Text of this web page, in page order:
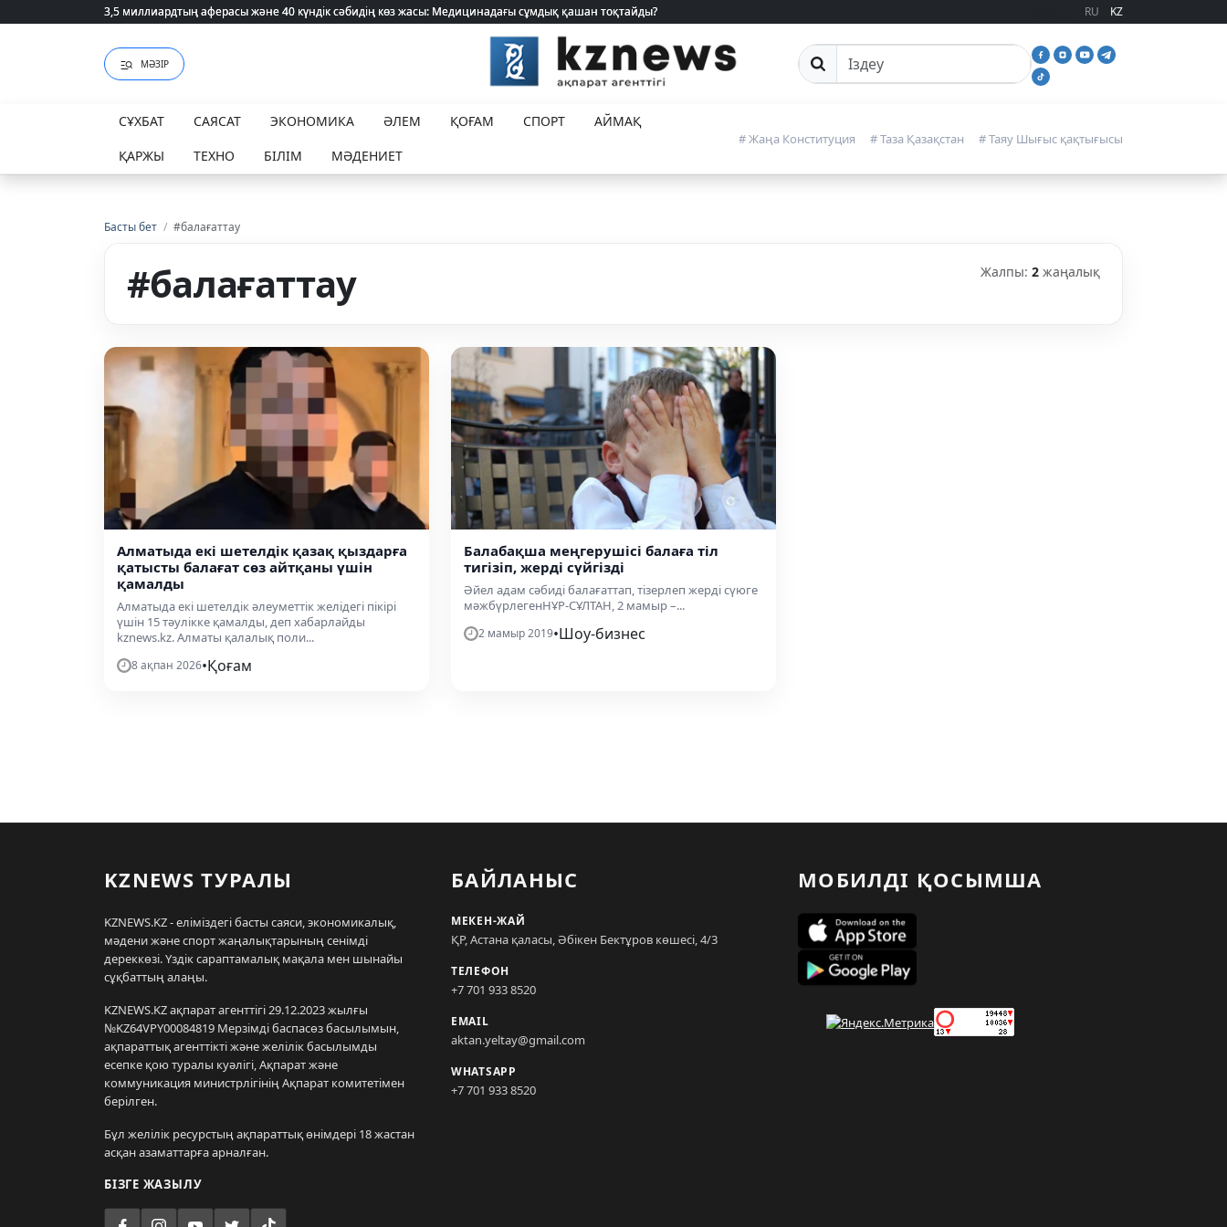
3,5 миллиардтың аферасы және 40 күндік сәбидің көз жасы: Медицинадағы сұмдық қашан тоқтайды?
3,5 миллиардтың аферасы және 40 күндік сәбидің көз жасы: Медицинадағы сұмдық қашан тоқтайды? RU KZ
МӘЗІР Сайттан іздеу
СҰХБАТ САЯСАТ ЭКОНОМИКА ӘЛЕМ ҚОҒАМ СПОРТ
АЙМАҚ
ҚАРЖЫ
ТЕХНО БІЛІМ МӘДЕНИЕТ
# Жаңа Конституция # Таза Қазақстан # Таяу Шығыс қақтығысы
Басты бет / #балағаттау
#балағаттау Жалпы: 2 жаңалық
Алматыда екі шетелдік қазақ қыздарға
қатысты балағат сөз айтқаны үшін
қамалды
Алматыда екі шетелдік әлеуметтік желідегі пікірі
үшін 15 тәулікке қамалды, деп хабарлайды
kznews.kz. Алматы қалалық поли...
8 ақпан 2026•Қоғам
Балабақша меңгерушісі балаға тіл
тигізіп, жерді сүйгізді
Әйел адам сәбиді балағаттап, тізерлеп жерді сүюге
мәжбүрлегенНҰР-СҰЛТАН, 2 мамыр –...
2 мамыр 2019•Шоу-бизнес
KZNEWS ТУРАЛЫ
KZNEWS.KZ - еліміздегі басты саяси, экономикалық,
мәдени және спорт жаңалықтарының сенімді
дереккөзі. Үздік сараптамалық мақала мен шынайы
сұқбаттың алаңы.
KZNEWS.KZ ақпарат агенттігі 29.12.2023 жылғы
№KZ64VPY00084819 Мерзімді баспасөз басылымын,
ақпараттық агенттікті және желілік басылымды
есепке қою туралы куәлігі, Ақпарат және
коммуникация министрлігінің Ақпарат комитетімен
берілген.
Бұл желілік ресурстың ақпараттық өнімдері 18 жастан
асқан азаматтарға арналған.
БІЗГЕ ЖАЗЫЛУ
БАЙЛАНЫС
МЕКЕН-ЖАЙ
ҚР, Астана қаласы, Әбікен Бектұров көшесі, 4/3
ТЕЛЕФОН
+7 701 933 8520
EMAIL
aktan.yeltay@gmail.com
WHATSAPP
+7 701 933 8520
МОБИЛДІ ҚОСЫМША